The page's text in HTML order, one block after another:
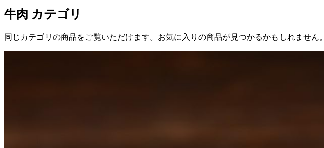
牛肉 カテゴリ
同じカテゴリの商品をご覧いただけます。お気に入りの商品が見つかるかもしれません。